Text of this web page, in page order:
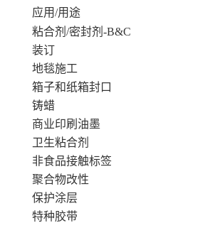
应用/用途
粘合剂/密封剂-B&C
装订
地毯施工
箱子和纸箱封口
铸蜡
商业印刷油墨
卫生粘合剂
非食品接触标签
聚合物改性
保护涂层
特种胶带